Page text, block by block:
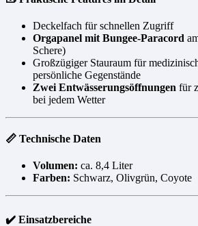
Deckelfach für schnellen Zugriff
Orgapanel mit Bungee-Paracord
Schere)
Großzügiger Stauraum für
persönliche Gegenstände
Zwei Entwässerungsöffnungen für
bei jedem Wetter
📏 Technische Daten
Volumen: ca. 8,4 Liter
Farben: Schwarz, Olivgrün, Coyote
✔️ Einsatzbereiche